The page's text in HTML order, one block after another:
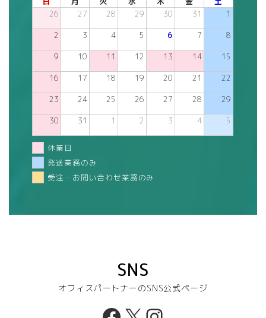
26 27 28 29 30 31 1
2 3 4 5 6 7 8
9 10 11 12 13 14 15
16 17 18 19 20 21 22
23 24 25 26 27 28 29
30 31 1 2 3 4 5
休業日
発送業務のみ
受注・お問い合わせ業務のみ
SNS
オフィスパートナーのSNS公式ページ